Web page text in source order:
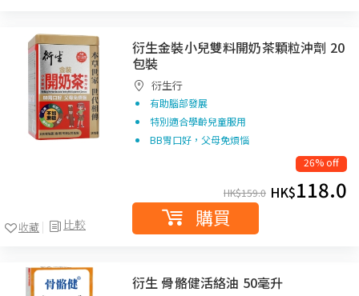
比較
收藏
衍生金裝小兒雙料開奶茶顆粒沖劑 20
包裝
衍生行
有助腦部發展
特別適合學齡兒童服用
BB胃口好，父母免煩惱
26% off
HK$159.0 HK$118.0
購買
衍生 骨骼健活絡油 50毫升